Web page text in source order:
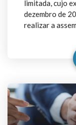
limitada, cujo
dezembro de
realizar a